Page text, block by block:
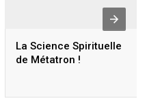
La Science Spirituelle
de Métatron !